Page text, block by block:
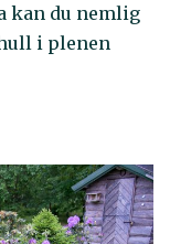
kan du nemlig
i plenen